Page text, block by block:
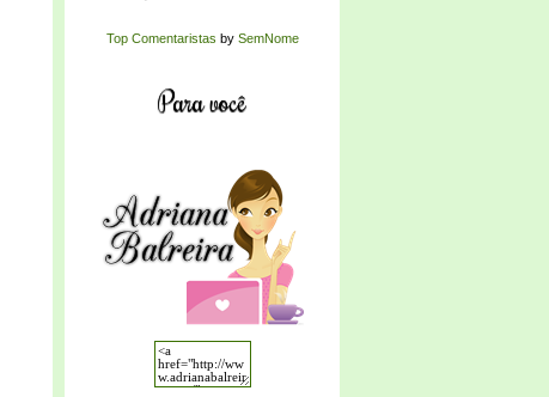
Top Comentaristas by SemNome
Para você